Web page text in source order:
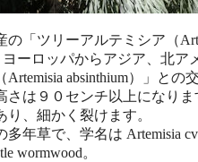
の「ツリーアルテミシア（
ヨーロッパからアジア、北ア
Artemisia absinthium）」との
さは９０センチ以上になり
、細かく裂けます。
年草で、学名は Artemisia
wormwood。